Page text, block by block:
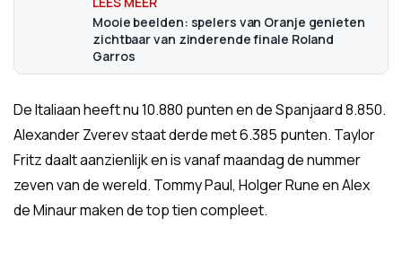
Mooie beelden: spelers van Oranje genieten
zichtbaar van zinderende finale Roland
Garros
De Italiaan heeft nu 10.880 punten en de Spanjaard 8.850.
Alexander Zverev staat derde met 6.385 punten. Taylor
Fritz daalt aanzienlijk en is vanaf maandag de nummer
zeven van de wereld. Tommy Paul, Holger Rune en Alex
de Minaur maken de top tien compleet.